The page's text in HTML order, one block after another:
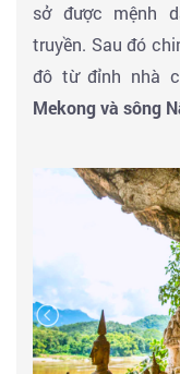
sở được mệnh
truyền. Sau đó
đô từ đỉnh nhà
Mekong và sông
Dùng điểm tâm
sông Mekong
, Nơi
từ nhiều miền
trong lịch sử
quan và mua
Phousi- Trung